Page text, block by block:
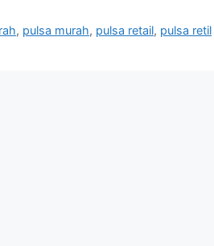
, pulsa murah, pulsa retail, pulsa retil